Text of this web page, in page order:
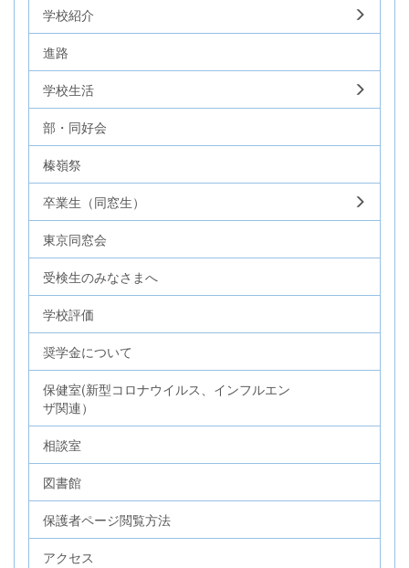
学校紹介
進路
学校生活
部・同好会
榛嶺祭
卒業生（同窓生）
東京同窓会
受検生のみなさまへ
学校評価
奨学金について
保健室(新型コロナウイルス、インフルエン
ザ関連）
相談室
図書館
保護者ページ閲覧方法
アクセス